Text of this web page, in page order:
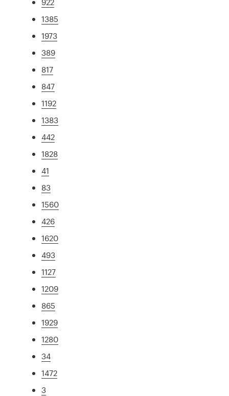
1385
1973
389
817
847
1192
1383
442
1828
41
83
1560
426
1620
493
1127
1209
865
1929
1280
34
1472
3